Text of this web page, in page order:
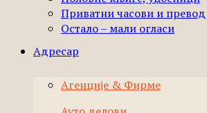
Приватни часови и превод
Остало – мали огласи
Адресар
Агенције & Фирме